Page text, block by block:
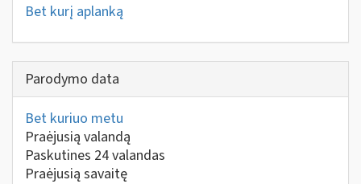
Bet kurį aplanką
Parodymo data
Bet kuriuo metu
Praėjusią valandą
Paskutines 24 valandas
Praėjusią savaitę